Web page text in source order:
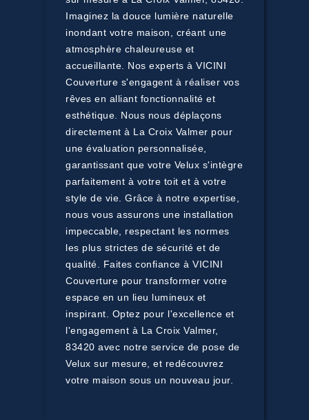
Imaginez la douce lumière naturelle
inondant votre maison, créant une
atmosphère chaleureuse et
accueillante. Nos experts à VICINI
Couverture s'engagent à réaliser vos
rêves en alliant fonctionnalité et
esthétique. Nous nous déplaçons
directement à La Croix Valmer pour
une évaluation personnalisée,
garantissant que votre Velux s'intègre
parfaitement à votre toit et à votre
style de vie. Grâce à notre expertise,
nous vous assurons une installation
impeccable, respectant les normes
les plus strictes de sécurité et de
qualité. Faites confiance à VICINI
Couverture pour transformer votre
espace en un lieu lumineux et
inspirant. Optez pour l'excellence et
l'engagement à La Croix Valmer,
83420 avec notre service de pose de
Velux sur mesure, et redécouvrez
votre maison sous un nouveau jour.